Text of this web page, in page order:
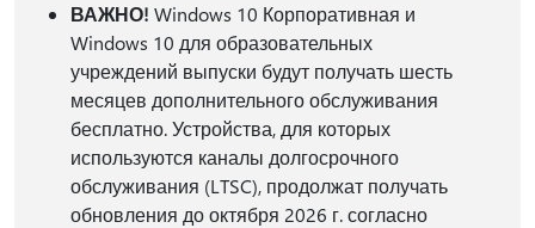
ВАЖНО! Windows 10 Корпоративная и
Windows 10 для образовательных
учреждений выпуски будут получать шесть
месяцев дополнительного обслуживания
бесплатно. Устройства, для которых
используются каналы долгосрочного
обслуживания (LTSC), продолжат получать
обновления до октября 2026 г. согласно